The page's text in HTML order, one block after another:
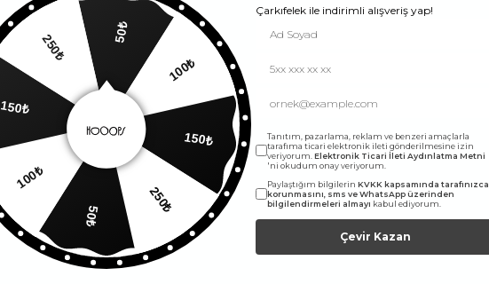
E-Bültene abone ol, yeniliklerden ilk sen haberdar ol.
Kampanyalar, ürünler ve değişiklikler hakkında e-mail ve SMS almayı kendi rızamla
kabul ediyorum. Gizlilik sözleşmesine buradan ulaşabilirsin.
50₺
100₺
150₺
250₺
50₺
100₺
150₺
250₺
Çarkıfelek ile indirimli alışveriş yap!
Tanıtım, pazarlama, reklam ve benzeri amaçlarla
tarafıma ticari elektronik ileti gönderilmesine izin
veriyorum. Elektronik Ticari İleti Aydınlatma Metni
'ni okudum onay veriyorum.
Paylaştığım bilgilerin KVKK kapsamında tarafınızca
korunmasını, sms ve WhatsApp üzerinden
bilgilendirmeleri almayı kabul ediyorum.
Çevir Kazan